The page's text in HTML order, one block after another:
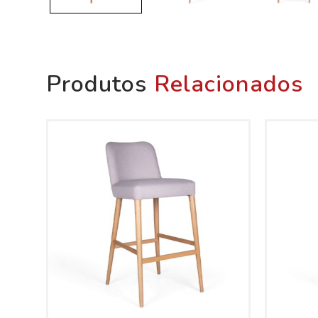
Produtos Relacionados